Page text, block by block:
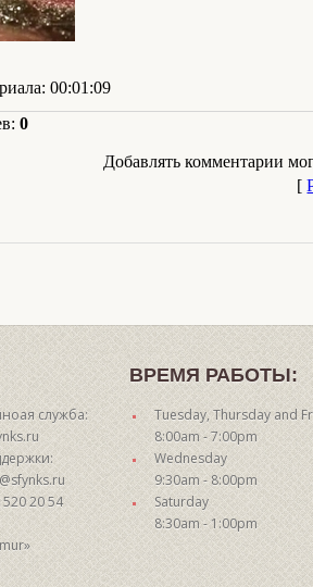
: 00:01:09
: 0
Добавлять комментарии
[
служба:
20 54
ВРЕМЯ РАБОТЫ:
Tuesday, Thursday and
8:00am - 7:00pm
Wednesday
9:30am - 8:00pm
Saturday
8:30am - 1:00pm